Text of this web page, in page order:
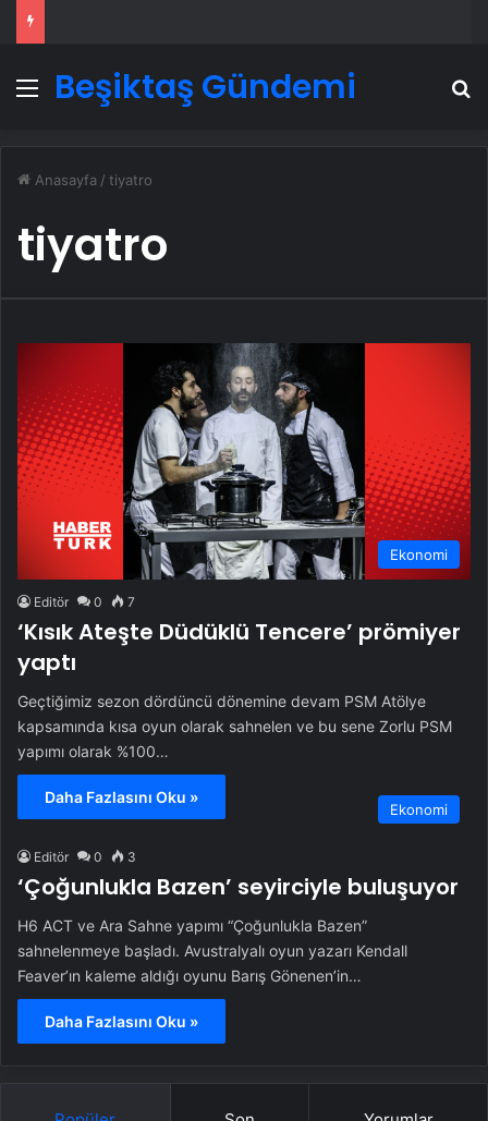
Menü
Beşiktaş Gündemi
Anasayfa / tiyatro
tiyatro
Ekonomi
Editör 0 7
‘Kısık Ateşte Düdüklü Tencere’ prömiyer
yaptı
Geçtiğimiz sezon dördüncü dönemine devam PSM Atölye
kapsamında kısa oyun olarak sahnelen ve bu sene Zorlu PSM
yapımı olarak %100…
Daha Fazlasını Oku »
Ekonomi
Editör 0 3
‘Çoğunlukla Bazen’ seyirciyle buluşuyor
H6 ACT ve Ara Sahne yapımı “Çoğunlukla Bazen”
sahnelenmeye başladı. Avustralyalı oyun yazarı Kendall
Feaver’ın kaleme aldığı oyunu Barış Gönenen’in…
Daha Fazlasını Oku »